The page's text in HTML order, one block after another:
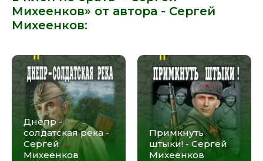
Михеенков» от автора - Сергей
Михеенков:
Днепр -
солдатская река -
Сергей
Михеенков
Примкнуть
штыки! - Сергей
Михеенков